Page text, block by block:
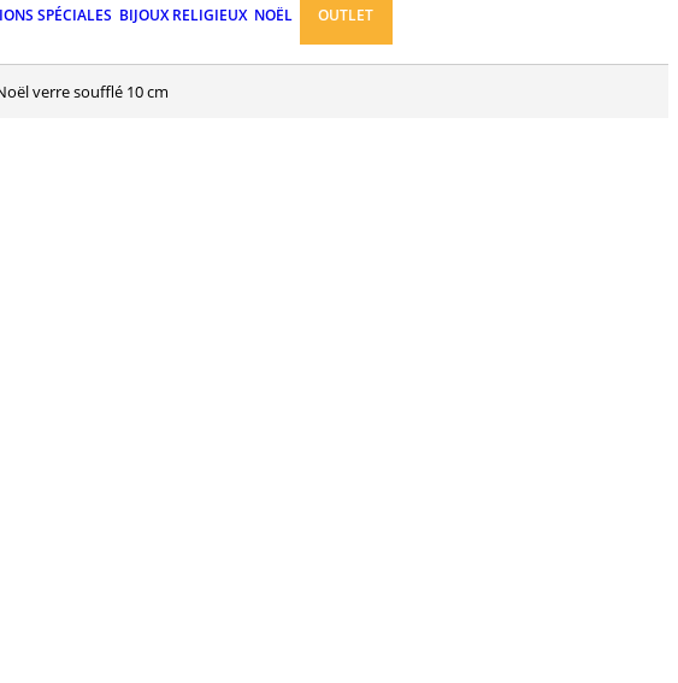
SPÉCIALES BIJOUX RELIGIEUX NOËL OUTLET
verre soufflé 10 cm